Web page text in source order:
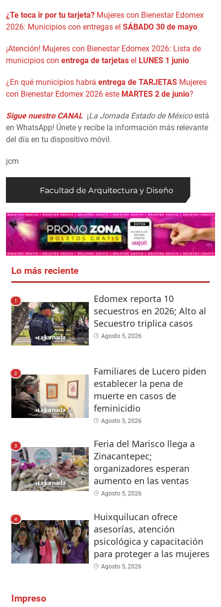
¿Te toca ir por tu tarjeta? Mujeres con Bienestar Edomex
2026: Municipios con entregas el SÁBADO 30 de mayo
¡Atención! Mujeres con Bienestar Edomex 2026: Lista de
municipios con entrega de tarjetas el LUNES 1 junio
¿En qué municipios habrá entrega de TARJETAS Mujeres
con Bienestar Edomex 2026 este MARTES 2 de junio?
Sigue nuestro CANAL ¡La Jornada Estado de Méxicoestá
en WhatsApp! Únete y recibe la información más relevante
del día en tu dispositivo móvil.
jcm
Lo más reciente
1
Edomex reporta 10
secuestros en 2026; Alto al
Secuestro triplica casos
Agosto 5, 2026
2
Familiares de Lucero piden
establecer la pena de
muerte en casos de
feminicidio
Agosto 5, 2026
3
Feria del Marisco llega a
Zinacantepec;
organizadores esperan
aumento en las ventas
Agosto 5, 2026
4
Huixquilucan ofrece
asesorías, atención
psicológica y capacitación
para proteger a las mujeres
Agosto 5, 2026
Impreso